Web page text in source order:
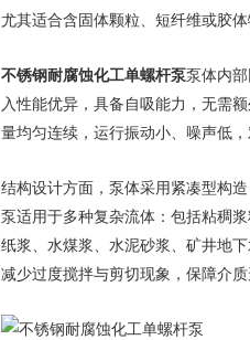
尤其适合含固体颗粒、短纤维或胶体
不锈钢耐腐蚀化工单螺杆泵泵体内
入性能优异，具备自吸能力，无需
量均匀连续，运行振动小、噪声低
结构设计方面，泵体采用紧凑型构
泵适用于多种复杂流体：包括粘稠
纸浆、水煤浆、水泥砂浆、矿井地
减少过度搅拌与剪切现象，保障介质